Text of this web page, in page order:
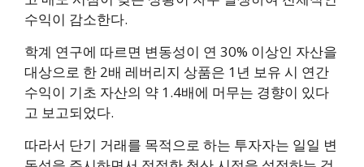
수익이 감소한다.
학계 연구에 따르면 변동성이 연 30% 이상인 자산을
대상으로 한 2배 레버리지 상품은 1년 보유 시 연간
수익이 기초 자산의 약 1.4배에 머무는 경향이 있다
고 보고되었다.
따라서 단기 거래를 목적으로 하는 투자자는 일일 변